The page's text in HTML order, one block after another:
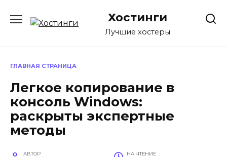
содержанию
Хостинги
Лучшие хостеры
ГЛАВНАЯ СТРАНИЦА
Легкое копирование в
консоль Windows:
раскрыты экспертные
методы
АВТОР НА ЧТЕНИЕ